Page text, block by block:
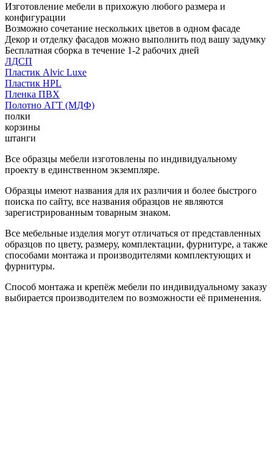
Изготовление мебели в прихожую любого размера и
конфигурации
Возможно сочетание нескольких цветов в одном фасаде
Декор и отделку фасадов можно выполнить под вашу задумку
Бесплатная сборка в течение 1-2 рабочих дней
ЛДСП
Пластик Alvic Luxe
Пластик HPL
Пленка ПВХ
Полотно АГТ (МДФ)
полки
корзины
штанги
Все образцы мебели изготовлены по индивидуальному
проекту в единственном экземпляре.
Образцы имеют названия для их различия и более быстрого
поиска по сайту, все названия образцов не являются
зарегистрированным товарным знаком.
Все мебельные изделия могут отличаться от представленных
образцов по цвету, размеру, комплектации, фурнитуре, а также
способами монтажа и производителями комплектующих и
фурнитуры.
Способ монтажа и крепёж мебели по индивидуальному заказу
выбирается производителем по возможности её применения.